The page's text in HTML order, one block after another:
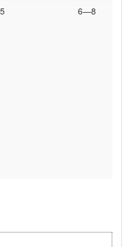
6—8